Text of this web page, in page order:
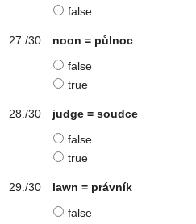
false
noon = půlnoc
false
true
judge = soudce
false
true
lawn = právník
false